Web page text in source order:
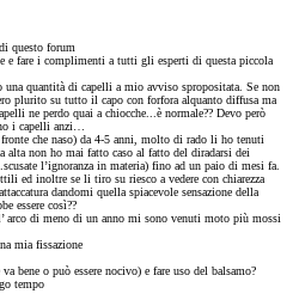
questo forum
fare i complimenti a tutti gli esperti di questa piccola
quantità di capelli a mio avviso spropositata. Se non
plurito su tutto il capo con forfora alquanto diffusa ma
ne perdo quai a chiocche...è normale?? Devo però
i capelli anzi…
che naso) da 4-5 anni, molto di rado li ho tenuti
alta non ho mai fatto caso al fatto del diradarsi dei
l’ignoranza in materia) fino ad un paio di mesi fa.
ed inoltre se li tiro su riesco a vedere con chiarezza
dandomi quella spiacevole sensazione della
essere così??
arco di meno di un anno mi sono venuti moto più mossi
mia fissazione
bene o può essere nocivo) e fare uso del balsamo?
tempo